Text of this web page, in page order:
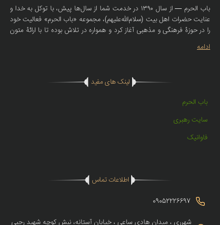
باب الحرم — از سال ۱۳۹۰ در خدمت شما از سال‌ها پیش، با توکل به خدا و
عنایت حضرات اهل بیت (سلام‌الله‌علیهم)، مجموعه «باب الحرم» فعالیت خود
را در حوزهٔ فرهنگی و مذهبی آغاز کرد و همواره در تلاش بوده تا با ارائهٔ متون
صحیحهٔ روضه، سبک‌های اصیل نوحه و مولودی، همراهی صمیمانه‌ای با
سخنرانان، مادحین و دوستداران اهل بیت (ع) داشته باشد. امروز، با همان
مذهبی با کیفیت — از جمله کتیبه‌های مذهبی، لوازم روضه، منابع صوتی و
مکتوب معتبر — را در دسترس عاشقان اهل بیت (ع) در سراسر کشور قرار
(ع) را منتقل می‌کنیم.
ادامه
لینک های مفید
باب الحرم
سایت رهبری
فاوانیک
اطلاعات تماس
09052226697
شهرری ، میدان هادی ساعی ، خیابان آستانه، نبش کوچه شهید رجبی